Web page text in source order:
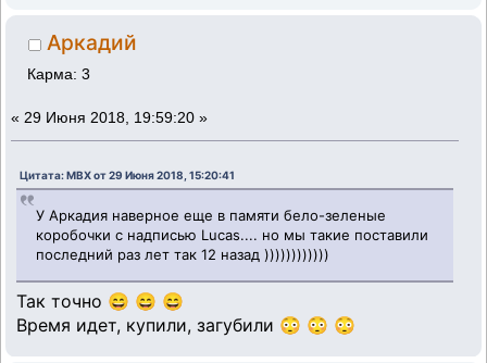
Аркадий
Карма: 3
« 29 Июня 2018, 19:59:20 »
Цитата: MBX от 29 Июня 2018, 15:20:41
У Аркадия наверное еще в памяти бело-зеленые
коробочки с надписью Lucas.... но мы такие поставили
последний раз лет так 12 назад ))))))))))))
Так точно 😄 😄 😄
Время идет, купили, загубили 😳 😳 😳